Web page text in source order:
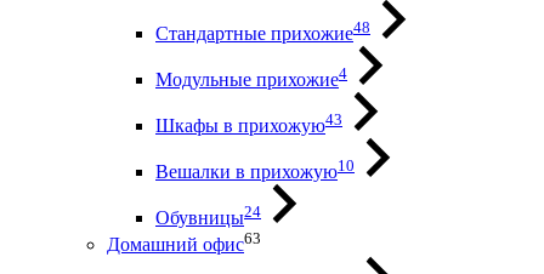
Стандартные прихожие48
Модульные прихожие4
Шкафы в прихожую43
Вешалки в прихожую10
Обувницы24
Домашний офис63